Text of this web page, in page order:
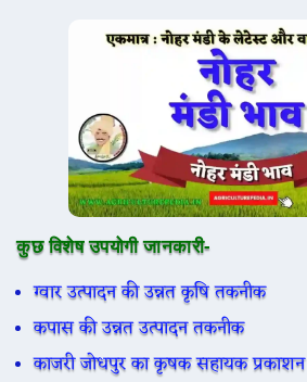
कुछ विशेष उपयोगी जानकारी-
ग्वार उत्पादन की उन्नत कृषि तकनीक
कपास की उन्नत उत्पादन तकनीक
काजरी जोधपुर का कृषक सहायक प्रकाशन